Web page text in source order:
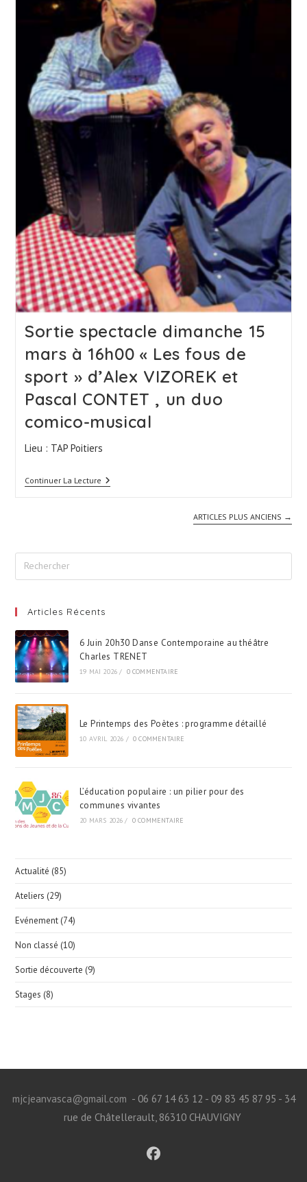
Des
Communes
Vivantes
Sortie spectacle dimanche 15
mars à 16h00 « Les fous de
sport » d’Alex VIZOREK et
Pascal CONTET , un duo
comico-musical
Lieu : TAP Poitiers
Continuer La LectureSortie
« Les
De
VIZOREK
CONTET
,
Un
Duo
ARTICLES PLUS ANCIENS →
Articles Récents
6 Juin 20h30 Danse Contemporaine au théâtre
Charles TRENET
19 MAI 2026 / 0 COMMENTAIRE
Le Printemps des Poètes : programme détaillé
10 AVRIL 2026 / 0 COMMENTAIRE
L’éducation populaire : un pilier pour des
communes vivantes
20 MARS 2026 / 0 COMMENTAIRE
Actualité (85)
Ateliers (29)
Evénement (74)
Non classé (10)
Sortie découverte (9)
Stages (8)
mjcjeanvasca@gmail.com - 06 67 14 63 12 - 09 83 45 87 95 - 34
rue de Châtellerault, 86310 CHAUVIGNY